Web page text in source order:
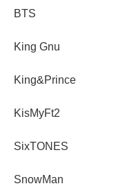
BTS
King Gnu
King&Prince
KisMyFt2
SixTONES
SnowMan